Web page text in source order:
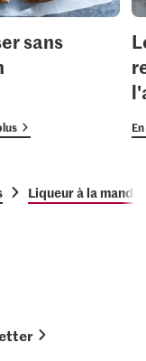
sans
Liqueur à la